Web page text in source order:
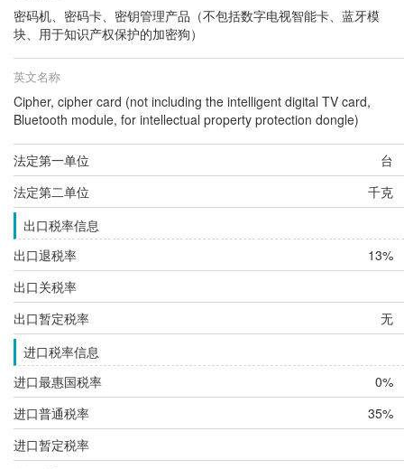
密码机、密码卡、密钥管理产品（不包括数字电视智能卡、蓝牙模
块、用于知识产权保护的加密狗）
英文名称
Cipher, cipher card (not including the intelligent digital TV card,
Bluetooth module, for intellectual property protection dongle)
法定第一单位
台
法定第二单位
千克
出口税率信息
出口退税率
13%
出口关税率
出口暂定税率
无
进口税率信息
进口最惠国税率
0%
进口普通税率
35%
进口暂定税率